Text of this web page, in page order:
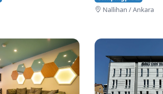
Nallihan / Ankara